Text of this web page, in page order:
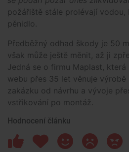
požářiště stále prolévají vodou,
pěnidlo.
Předběžný odhad škody je 50
však může ještě měnit, až ji
Jedná se o firmu Maplast,
webu přes 35 let věnuje výrobě
zakázku od návrhu a vývoje
vstřikování po montáž.
Hodnocení článku